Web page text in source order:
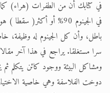
في كتابك أن من الطفرات (هراء)
في الجينوم 90% أو أكثر(
باطل، وأن كل الجينوم له وظيفة،
سرا مستغلقا. يراجع في هذا آخر
ومشاكل البيئة ووجود كائن يتكلم
دوخت الفلاسفة وهي خاصية